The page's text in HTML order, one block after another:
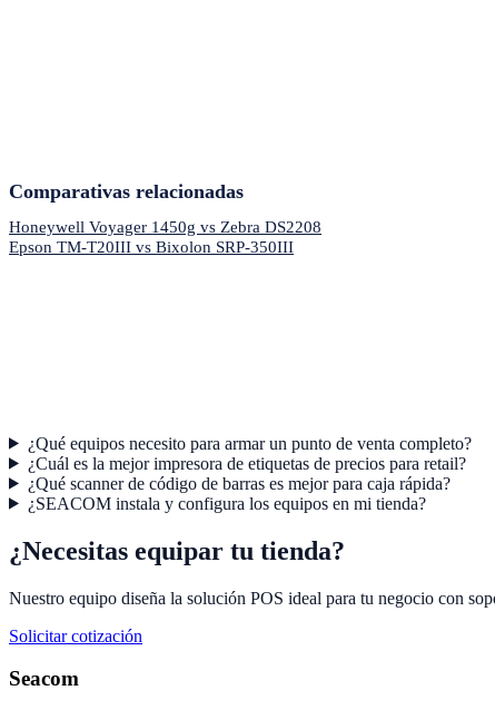
Comparativas relacionadas
Honeywell Voyager 1450g vs Zebra DS2208
Epson TM-T20III vs Bixolon SRP-350III
¿Qué equipos necesito para armar un punto de venta completo?
¿Cuál es la mejor impresora de etiquetas de precios para retail?
¿Qué scanner de código de barras es mejor para caja rápida?
¿SEACOM instala y configura los equipos en mi tienda?
¿Necesitas equipar tu tienda?
Nuestro equipo diseña la solución POS ideal para tu negocio con
Solicitar cotización
Seacom